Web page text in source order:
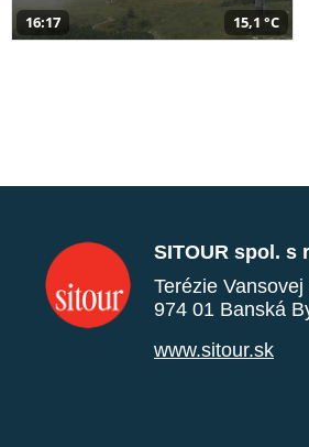
16:17 15,1 °C
SITOUR spol. s
Terézie Vansovej
974 01 Banská
www.sitour.sk